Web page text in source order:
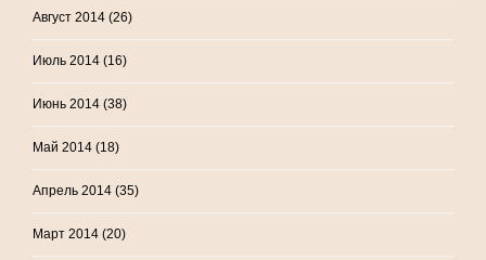
Август 2014 (26)
Июль 2014 (16)
Июнь 2014 (38)
Май 2014 (18)
Апрель 2014 (35)
Март 2014 (20)